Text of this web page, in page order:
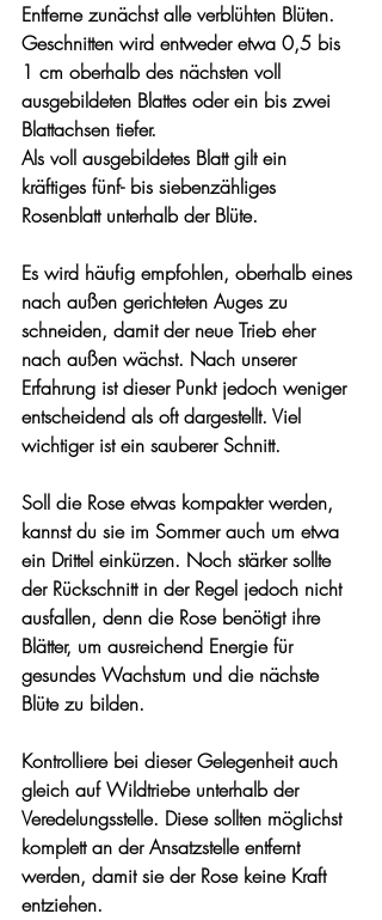
Entferne zunächst alle verblühten Blüten.
Geschnitten wird entweder etwa 0,5 bis
1 cm oberhalb des nächsten voll
ausgebildeten Blattes oder ein bis zwei
Blattachsen tiefer.
Als voll ausgebildetes Blatt gilt ein
kräftiges fünf- bis siebenzähliges
Rosenblatt unterhalb der Blüte.
Es wird häufig empfohlen, oberhalb eines
nach außen gerichteten Auges zu
schneiden, damit der neue Trieb eher
nach außen wächst. Nach unserer
Erfahrung ist dieser Punkt jedoch weniger
entscheidend als oft dargestellt. Viel
wichtiger ist ein sauberer Schnitt.
Soll die Rose etwas kompakter werden,
kannst du sie im Sommer auch um etwa
ein Drittel einkürzen. Noch stärker sollte
der Rückschnitt in der Regel jedoch nicht
ausfallen, denn die Rose benötigt ihre
Blätter, um ausreichend Energie für
gesundes Wachstum und die nächste
Blüte zu bilden.
Kontrolliere bei dieser Gelegenheit auch
gleich auf Wildtriebe unterhalb der
Veredelungsstelle. Diese sollten möglichst
komplett an der Ansatzstelle entfernt
werden, damit sie der Rose keine Kraft
entziehen.